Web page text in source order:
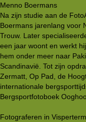
Menno Boermans
Na zijn studie aan de
Boermans jarenlang voor
Trouw. Later
een jaar woont en werkt
hem onder meer naar
Scandinavië. Tot zijn
Zermatt, Op Pad, de
internationale
Bergsportfotoboek
Fotograferen in